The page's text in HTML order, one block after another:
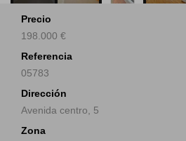
Precio
198.000 €
Referencia
05783
Dirección
Avenida centro, 5
Zona